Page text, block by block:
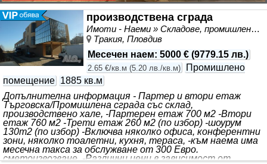
производствена сграда
Имоти - Наеми » Складове, промишлени и стопански имоти под наем
Тракия, Пловдив
Месечен наем: 5000 € (9779.15 лв.)
2.65 €/кв.м (5.20 лв./кв.м)
Промишлено
помещение 1885 кв.м
Допълнителна информация - Партер и втори етаж
Търговска/Промишлена сграда със склад,
производствено хале, -Партерен етаж 700 м2 -Втори
етаж 760 м2 -Трети етаж 260 м2 (по избор) -шоурум
130m2 (по избор) -Включва няколко офиса, конферентни
зони, няколко тоалетни, кухня, тераса, -към наема има
месечна такса за обслужване от 300 Евро.
сметоизвозване. -Различни цени в зависимост от